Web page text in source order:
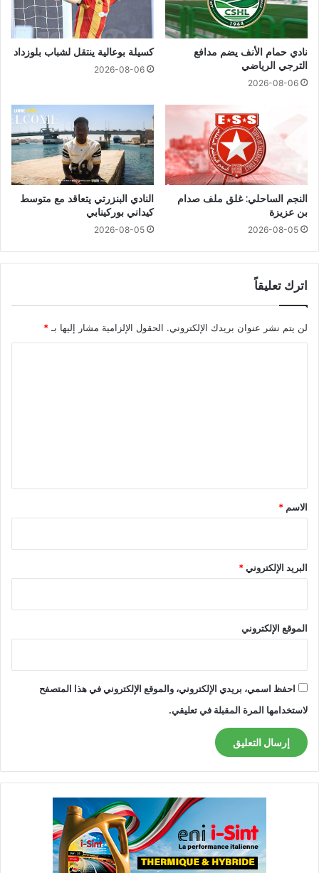
نادي حمام الأنف يضم مدافع
الترجي الرياضي
2026-08-06
كسيلة بوعالية ينتقل لشباب بلوزداد
2026-08-06
النجم الساحلي: غلق ملف صدام
بن عزيزة
2026-08-05
النادي البنزرتي يتعاقد مع متوسط
كيداني بوركينابي
2026-08-05
اترك تعليقاً
لن يتم نشر عنوان بريدك الإلكتروني. الحقول الإلزامية مشار إليها بـ*
*
الاسم *
البريد الإلكتروني*
الموقع الإلكتروني
احفظ اسمي، بريدي الإلكتروني، والموقع الإلكتروني في هذا المتصفح
لاستخدامها المرة المقبلة في تعليقي.